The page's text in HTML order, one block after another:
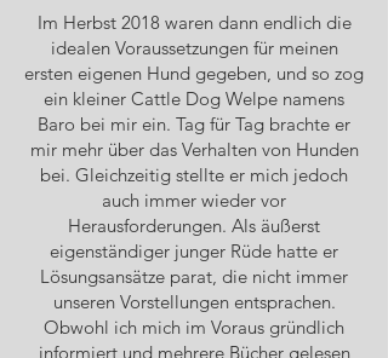
Im Herbst 2018 waren dann endlich die
idealen Voraussetzungen für meinen
ersten eigenen Hund gegeben, und so zog
ein kleiner Cattle Dog Welpe namens
Baro bei mir ein. Tag für Tag brachte er
mir mehr über das Verhalten von Hunden
bei. Gleichzeitig stellte er mich jedoch
auch immer wieder vor
Herausforderungen. Als äußerst
eigenständiger junger Rüde hatte er
Lösungsansätze parat, die nicht immer
unseren Vorstellungen entsprachen.
Obwohl ich mich im Voraus gründlich
informiert und mehrere Bücher gelesen